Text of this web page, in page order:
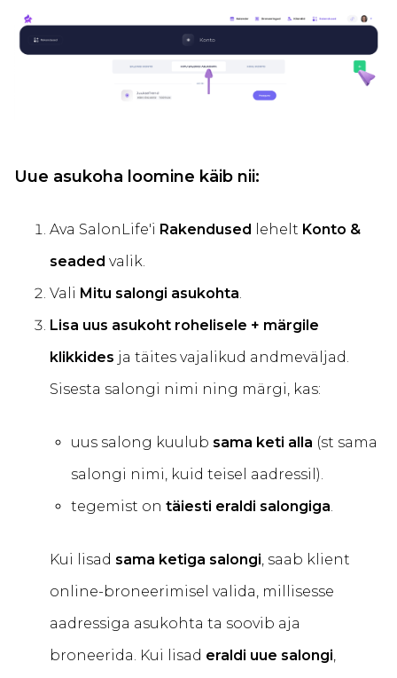
Uue asukoha loomine käib nii:
Ava SalonLife'i Rakendused lehelt Konto &
seaded valik.
Vali Mitu salongi asukohta.
Lisa uus asukoht rohelisele + märgile
klikkides ja täites vajalikud andmeväljad.
Sisesta salongi nimi ning märgi, kas:
uus salong kuulub sama keti alla (st sama
salongi nimi, kuid teisel aadressil).
tegemist on täiesti eraldi salongiga.
Kui lisad sama ketiga salongi, saab klient
online-broneerimisel valida, millisesse
aadressiga asukohta ta soovib aja
broneerida. Kui lisad eraldi uue salongi,